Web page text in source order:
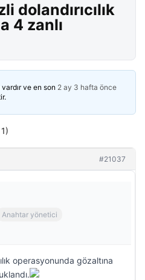
dolandırıcılık
4 zanlı
ve en son 2 ay 3 hafta önce
#21037
Anahtar yönetici
operasyonunda gözaltına